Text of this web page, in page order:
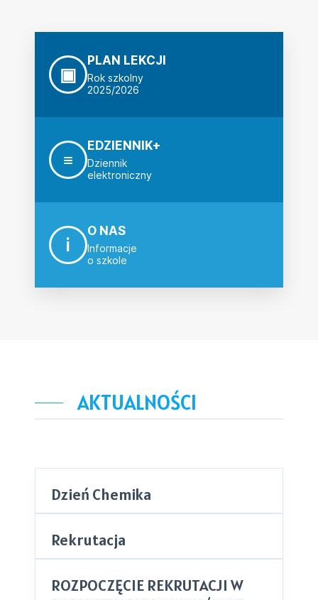
▣
PLAN LEKCJI
Rok szkolny
2025/2026
≡
EDZIENNIK+
Dziennik
elektroniczny
i
O NAS
Informacje
o szkole
AKTUALNOŚCI
Dzień Chemika
Rekrutacja
ROZPOCZĘCIE REKRUTACJI W